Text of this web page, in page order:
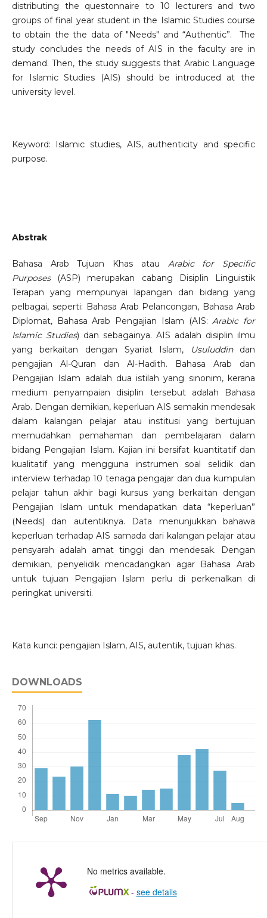
distributing the questonnaire to 10 lecturers and two
groups of final year student in the Islamic Studies course
to obtain the the data of "Needs" and “Authentic”. The
study concludes the needs of AIS in the faculty are in
demand. Then, the study suggests that Arabic Language
for Islamic Studies (AIS) should be introduced at the
university level.
Keyword: Islamic studies, AIS, authenticity and specific
purpose.
Abstrak
Bahasa Arab Tujuan Khas atau Arabic for Specific
Purposes
(ASP) merupakan cabang Disiplin Linguistik
Terapan yang mempunyai lapangan dan bidang yang
pelbagai, seperti: Bahasa Arab Pelancongan, Bahasa Arab
Diplomat, Bahasa Arab Pengajian Islam (AIS:Arabic for
Islamic Studies) dan sebagainya. AIS adalah disiplin ilmu
yang berkaitan dengan Syariat Islam,
Usuluddindan
pengajian Al-Quran dan Al-Hadith. Bahasa Arab dan
Pengajian Islam adalah dua istilah yang sinonim, kerana
medium penyampaian disiplin tersebut adalah Bahasa
Arab. Dengan demikian, keperluan AIS semakin mendesak
dalam kalangan pelajar atau institusi yang bertujuan
memudahkan pemahaman dan pembelajaran dalam
bidang Pengajian Islam. Kajian ini bersifat kuantitatif dan
kualitatif yang mengguna instrumen soal selidik dan
interview terhadap 10 tenaga pengajar dan dua kumpulan
pelajar tahun akhir bagi kursus yang berkaitan dengan
Pengajian Islam untuk mendapatkan data “keperluan”
(Needs) dan autentiknya. Data menunjukkan bahawa
keperluan terhadap AIS samada dari kalangan pelajar atau
pensyarah adalah amat tinggi dan mendesak. Dengan
demikian, penyelidik mencadangkan agar Bahasa Arab
untuk tujuan Pengajian Islam perlu di perkenalkan di
peringkat universiti.
Kata kunci: pengajian Islam, AIS, autentik, tujuan khas.
DOWNLOADS
No metrics available.
- see details